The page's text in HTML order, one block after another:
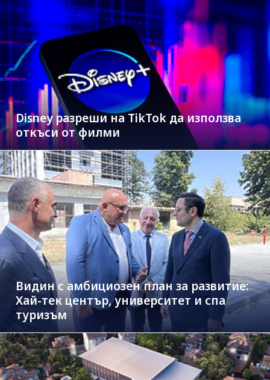
Disney разреши на TikTok да използва
откъси от филми
Видин с амбициозен план за развитие:
Хай-тек център, университет и спа
туризъм